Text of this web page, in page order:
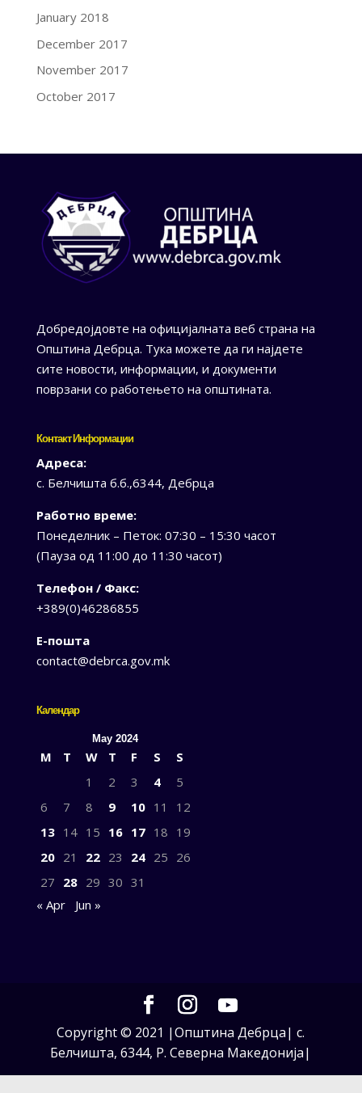
January 2018
December 2017
November 2017
October 2017
Добредојдовте на официјалната веб страна на
Општина Дебрца. Тука можете да ги најдете
сите новости, информации, и документи
поврзани со работењето на општината.
Контакт Информации
Адреса:
с. Белчишта б.б.,6344, Дебрца
Работно време:
Понеделник – Петок: 07:30 – 15:30 часот
(Пауза од 11:00 до 11:30 часот)
Телефон / Факс:
+389(0)46286855
Е-пошта
contact@debrca.gov.mk
Календар
May 2024
M T W T F S
S
1
2 3 4
5
6
7 8 9 10 11
12
13 14 15 16 17 18 19
20 21 22 23 24 25 26
27 28 29 30 31
« Apr
Jun »
Copyright © 2021 |Општина Дебрца| с.
Белчишта, 6344, Р. Северна Македонија|